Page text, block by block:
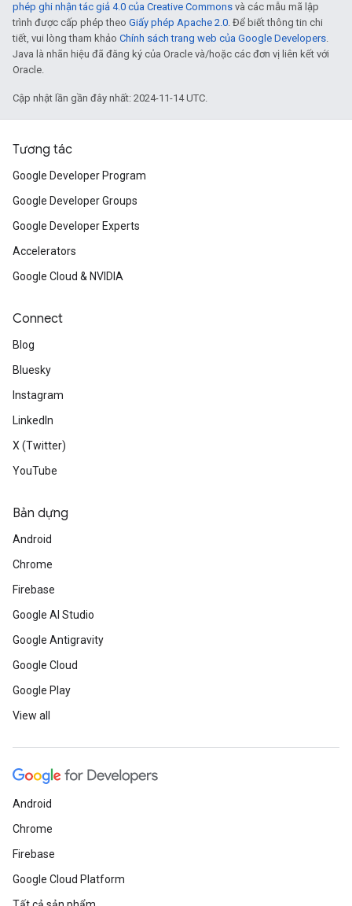
phép ghi nhận tác giả 4.0 của Creative Commons và các mẫu mã lập
trình được cấp phép theo Giấy phép Apache 2.0. Để biết thông tin chi
tiết, vui lòng tham khảo Chính sách trang web của Google Developers.
Java là nhãn hiệu đã đăng ký của Oracle và/hoặc các đơn vị liên kết với
Oracle.
Cập nhật lần gần đây nhất: 2024-11-14 UTC.
Tương tác
Google Developer Program
Google Developer Groups
Google Developer Experts
Accelerators
Google Cloud & NVIDIA
Connect
Blog
Bluesky
Instagram
LinkedIn
X (Twitter)
YouTube
Bản dựng
Android
Chrome
Firebase
Google AI Studio
Google Antigravity
Google Cloud
Google Play
View all
Android
Chrome
Firebase
Google Cloud Platform